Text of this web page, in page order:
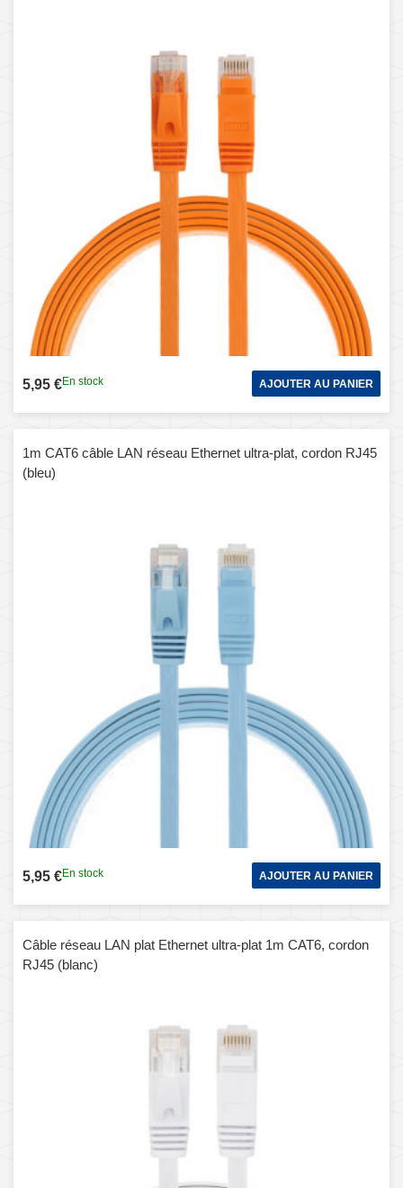
5,95 €En stock AJOUTER AU PANIER
1m CAT6 câble LAN réseau Ethernet ultra-plat, cordon RJ45
(bleu)
5,95 €En stock AJOUTER AU PANIER
Câble réseau LAN plat Ethernet ultra-plat 1m CAT6, cordon
RJ45 (blanc)